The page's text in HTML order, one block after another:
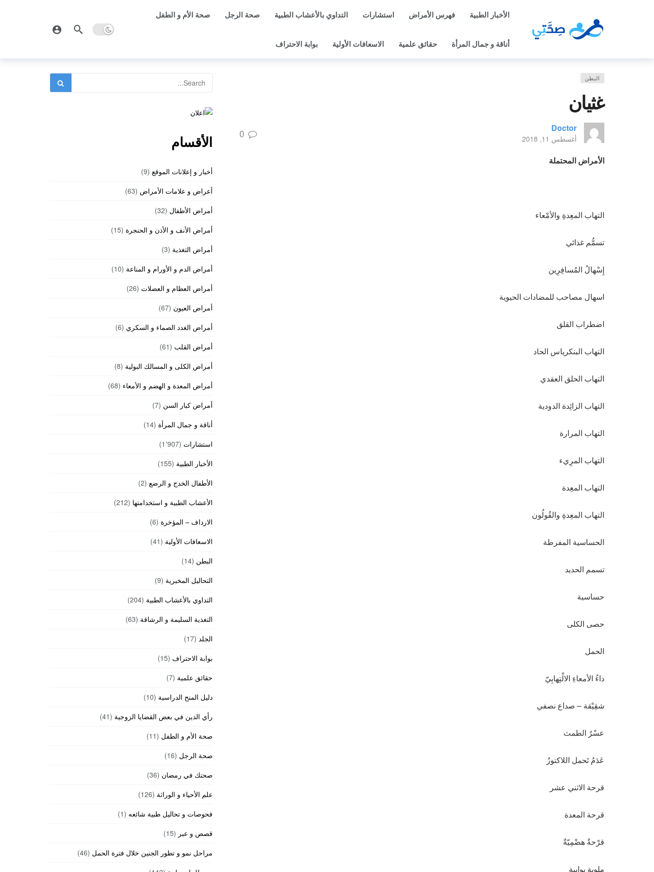
الأخبار الطبية فهرس الأمراض استشارات التداوي بالأعشاب الطبية صحة الرجل صحة الأم و الطفل
أناقة و جمال المرأة حقائق علمية الاسعافات الأولية بوابة الاحتراف
البطن
غثيان
Doctor
أغسطس 11, 2018 0
الأمراض المحتملة
التهاب المعِدةِ والأمْعاء
تسمُّم غذائي
إِسْهالُ المُسافِرِين
اسهال مصاحب للمضادات الحيوية
اضطراب القلق
التهاب البنكرياس الحاد
التهاب الحلق العقدي
التهاب الزائِدة الدودية
التهاب المرارة
التهاب المرِيء
التهاب المعِدة
التهاب المعِدةِ والقُولُون
الحساسية المفرطة
تسمم الحديد
حساسية
حصى الكلى
الحمل
داءُ الأمعاءِ الالْتِهابِيّ
شقِيْقة – صداع نصفي
عسْرُ الطمث
عَدَمُ تَحمل اللاكتوزُ
قرحة الاثني عشر
قرحة المعدة
قرْحةٌ هضْمِيّةٌ
ملوية بوابية
الأقسام
أخبار و إعلانات الموقع (9)
أعراض و علامات الأمراض (63)
أمراض الأطفال (32)
أمراض الأنف و الأذن و الحنجرة (15)
أمراض التغذية (3)
أمراض الدم و الأورام و المناعة (10)
أمراض العظام و العضلات (26)
أمراض العيون (67)
أمراض الغدد الصماء و السكري (6)
أمراض القلب (61)
أمراض الكلى و المسالك البولية (8)
أمراض المعدة و الهضم و الأمعاء (68)
أمراض كبار السن (7)
أناقة و جمال المرأة (14)
استشارات (1٬907)
الأخبار الطبية (155)
الأطفال الخدج و الرضع (2)
الأعشاب الطبية و استخدامتها (212)
الارداف – المؤخرة (6)
الاسعافات الأولية (41)
البطن (14)
التحاليل المخبرية (9)
التداوي بالأعشاب الطبية (204)
التغذية السليمة و الرشاقة (63)
الجلد (17)
بوابة الاحتراف (15)
حقائق علمية (7)
دليل المنح الدراسية (10)
رأي الدين في بعض القضايا الزوجية (41)
صحة الأم و الطفل (11)
صحة الرجل (16)
صحتك في رمضان (36)
علم الأحياء و الوراثة (126)
فحوصات و تحاليل طبية شائعه (1)
قصص و عبر (15)
مراحل نمو و تطور الجنين خلال فترة الحمل (46)